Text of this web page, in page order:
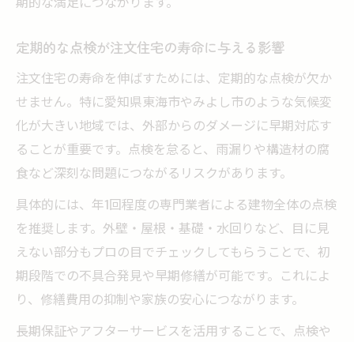
定期的な点検が注文住宅の寿命に与える影響
注文住宅の寿命を伸ばすためには、定期的な点検が欠か
せません。特に愛知県東海市やみよし市のような気候変
化が大きい地域では、外部からのダメージに早期対応す
ることが重要です。点検を怠ると、雨漏りや構造材の腐
食など深刻な問題につながるリスクがあります。
具体的には、年1回程度の専門業者による建物全体の点検
を推奨します。外壁・屋根・基礎・水回りなど、目に見
えない部分もプロの目でチェックしてもらうことで、初
期段階での不具合発見や早期修繕が可能です。これによ
り、修繕費用の抑制や家族の安心につながります。
長期保証やアフターサービスを活用することで、点検や